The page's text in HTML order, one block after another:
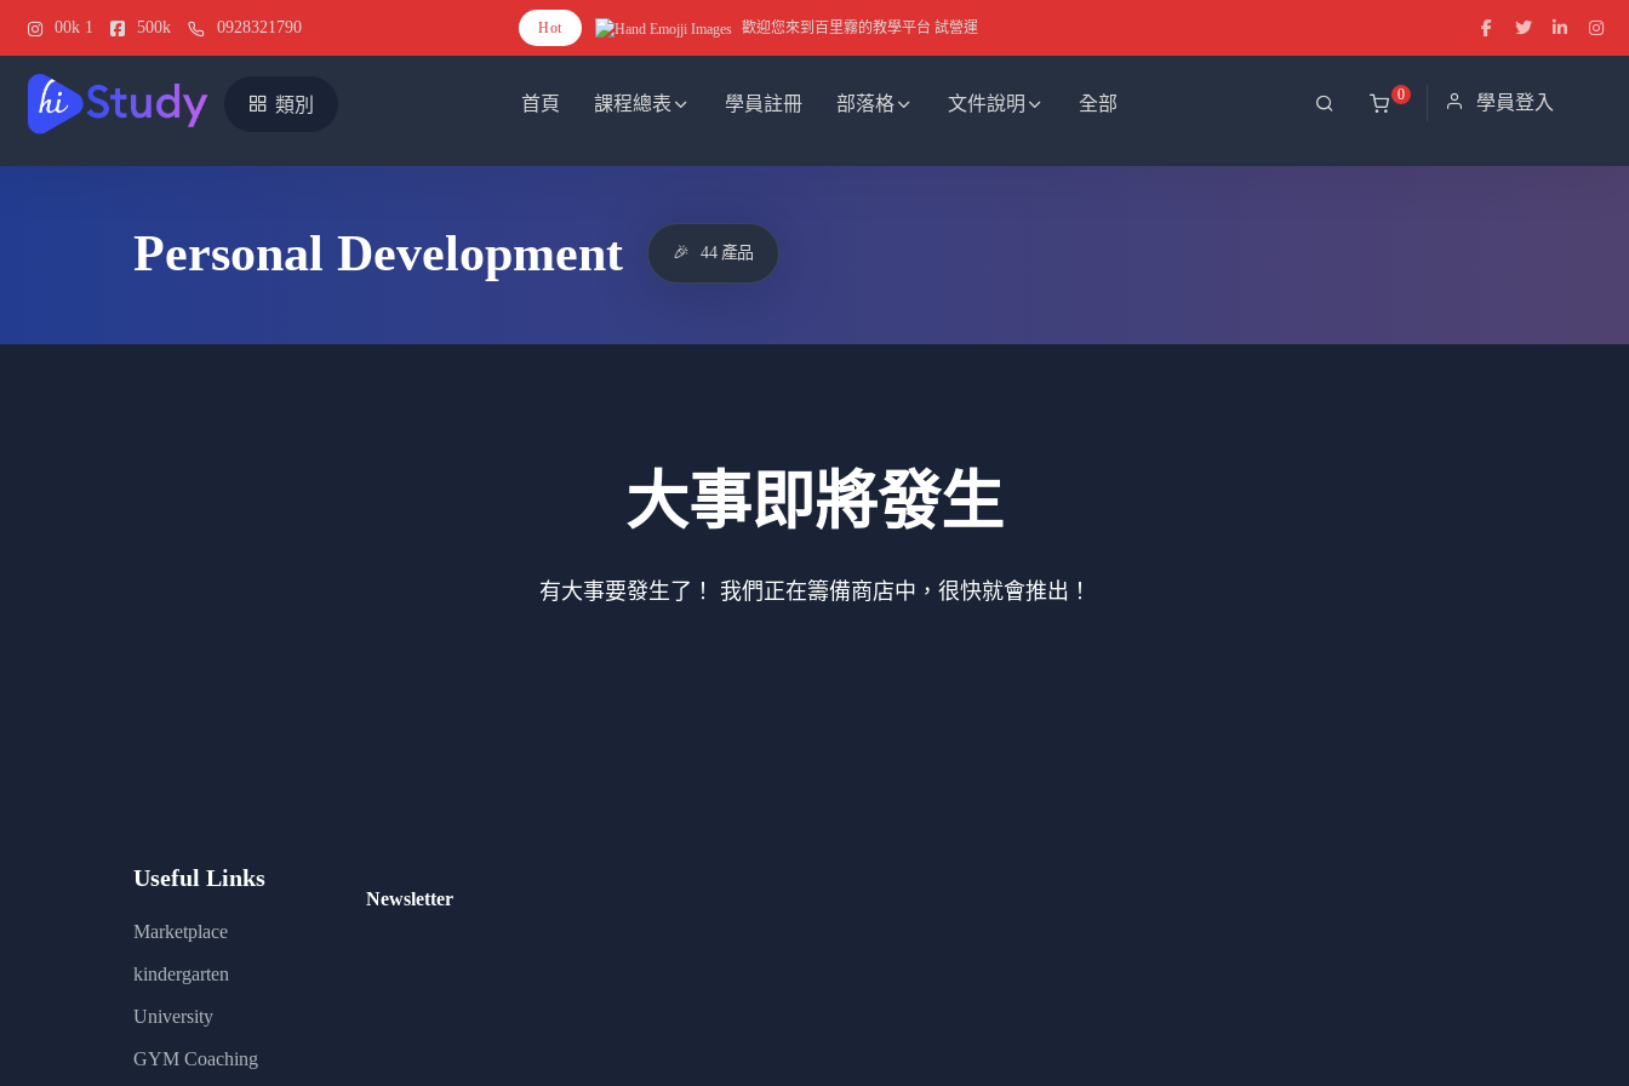
00k 1 500k 0928321790 Hot 歡迎您來到百里霧的教學平台 試營運
類別 首頁 課程總表 學員註冊 部落格 文件說明 全部 0 學員登入
Personal Development 🎉 44 產品
大事即將發生
有大事要發生了！ 我們正在籌備商店中，很快就會推出！
Useful Links
Marketplace
kindergarten
University
GYM Coaching
Newsletter